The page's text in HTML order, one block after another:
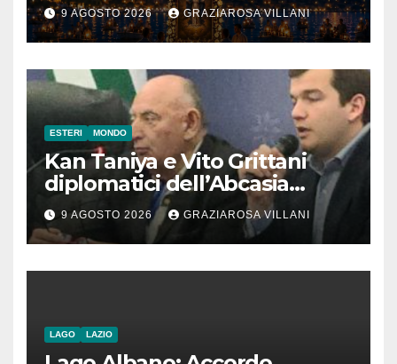
9 AGOSTO 2026 GRAZIAROSA VILLANI
ESTERI MONDO
Kan Taniya e Vito Grittani
diplomatici dell’Abcasia
contro nota del governo
romeno. “Non si può invocare
la costruzione di ponti e allo
stesso tempo condannare
9 AGOSTO 2026 GRAZIAROSA VILLANI
LAGO LAZIO